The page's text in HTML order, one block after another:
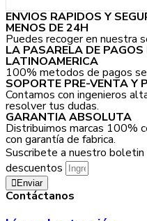
ENVIOS RAPIDOS Y
MENOS DE 24H
Puedes recoger en nuestra
LA PASARELA DE PAGOS
LATINOAMERICA
100% metodos de pagos
SOPORTE PRE-VENTA Y
Contamos con ingenieros
resolver tus dudas.
GARANTIA ABSOLUTA
Distribuimos marcas 100%
con garantía de fabrica.
Suscribete a nuestro
descuentos
Enviar
Contáctanos